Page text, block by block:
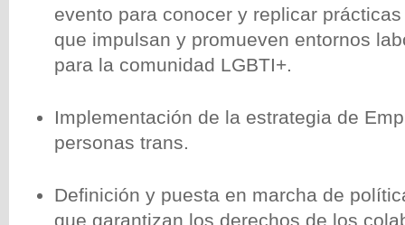
evento para conocer y replicar
que impulsan y promueven entornos
para la comunidad LGBTI+.
Implementación de la estrategia de
personas trans.
Definición y puesta en marcha de
que garantizan los derechos de los